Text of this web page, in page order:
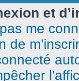
et
me
de